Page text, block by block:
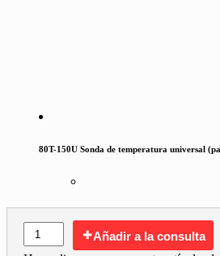
80T-150U Sonda de temperatura universal
Añadir a la consulta